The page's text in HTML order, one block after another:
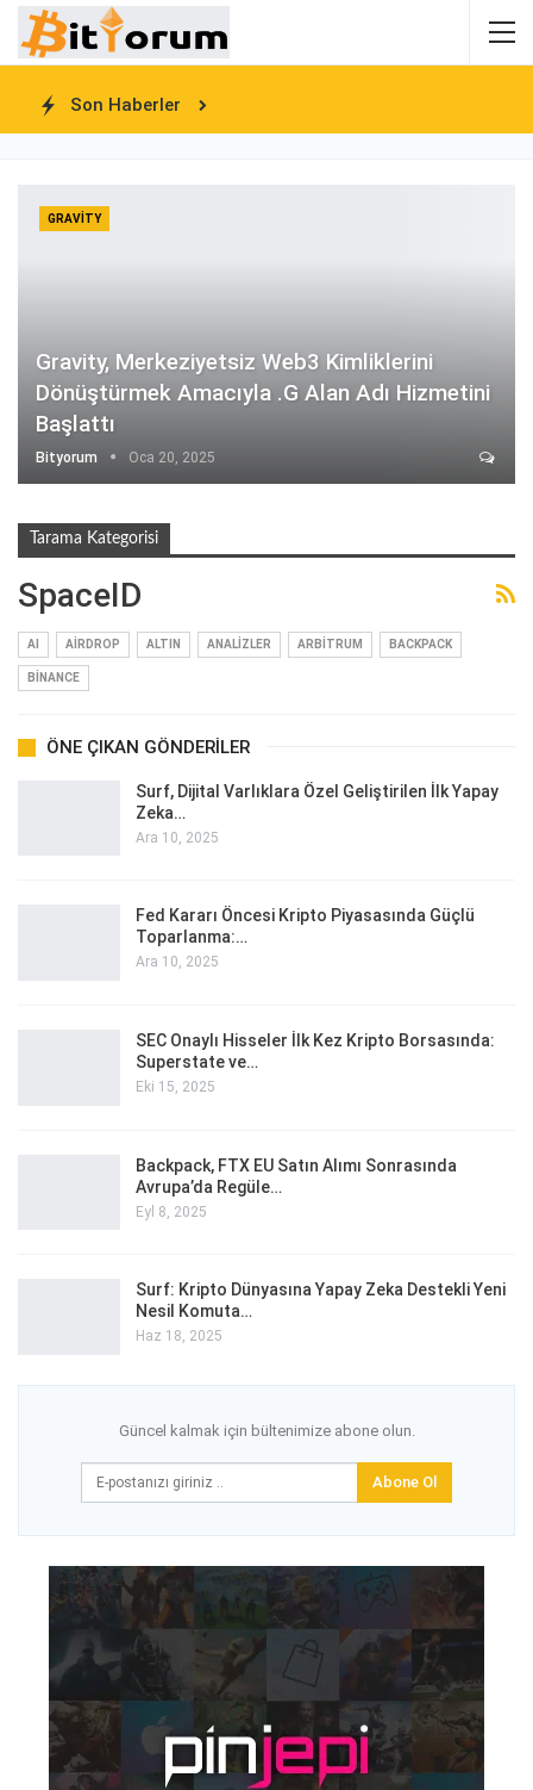
Son Haberler
GRAVITY
Gravity, Merkeziyetsiz Web3 Kimliklerini
Dönüştürmek Amacıyla .g Alan Adı Hizmetini
Başlattı
Bityorum Oca 20, 2025
Tarama Kategorisi
SpaceID
AI AIRDROP ALTIN ANALIZLER ARBITRUM BACKPACK
BINANCE
ÖNE ÇIKAN GÖNDERILER
Surf, Dijital Varlıklara Özel Geliştirilen İlk Yapay
Zeka…
Ara 10, 2025
Fed Kararı Öncesi Kripto Piyasasında Güçlü
Toparlanma:…
Ara 10, 2025
SEC Onaylı Hisseler İlk Kez Kripto Borsasında:
Superstate ve…
Eki 15, 2025
Backpack, FTX EU Satın Alımı Sonrasında
Avrupa’da Regüle…
Eyl 8, 2025
Surf: Kripto Dünyasına Yapay Zeka Destekli Yeni
Nesil Komuta…
Haz 18, 2025
Güncel kalmak için bültenimize abone olun.
Abone Ol